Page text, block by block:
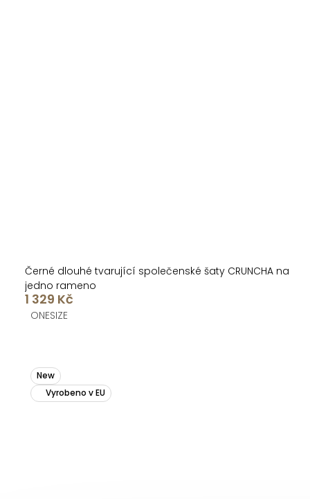
Černé dlouhé tvarující společenské šaty CRUNCHA na
jedno rameno
1 329 Kč
ONESIZE
New
Vyrobeno v EU